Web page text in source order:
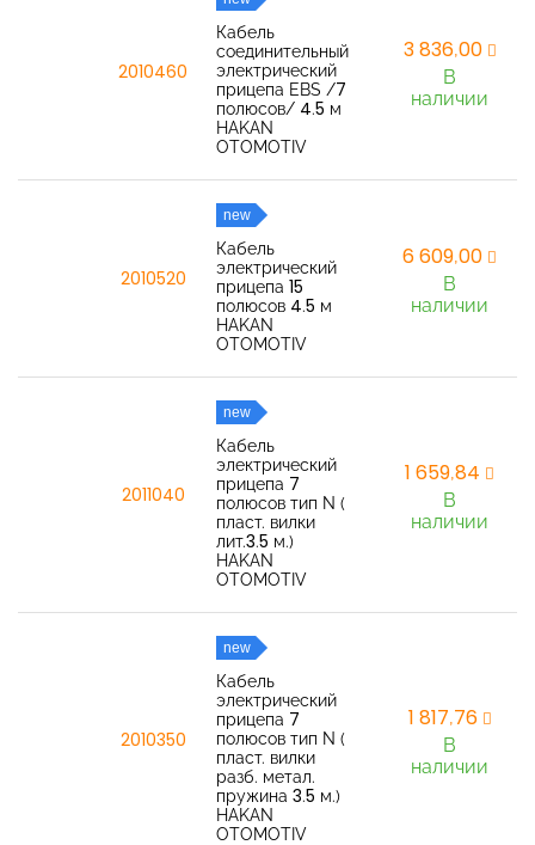
2010460
Кабель
соединительный
электрический
прицепа EBS /7
полюсов/ 4.5 м
HAKAN
OTOMOTIV
3 836,00
В
наличии
2010520
new
Кабель
электрический
прицепа 15
полюсов 4.5 м
HAKAN
OTOMOTIV
6 609,00
В
наличии
2011040
new
Кабель
электрический
прицепа 7
полюсов тип N (
пласт. вилки
лит.3.5 м.)
HAKAN
OTOMOTIV
1 659,84
В
наличии
2010350
new
Кабель
электрический
прицепа 7
полюсов тип N (
пласт. вилки
разб. метал.
пружина 3.5 м.)
HAKAN
OTOMOTIV
1 817,76
В
наличии